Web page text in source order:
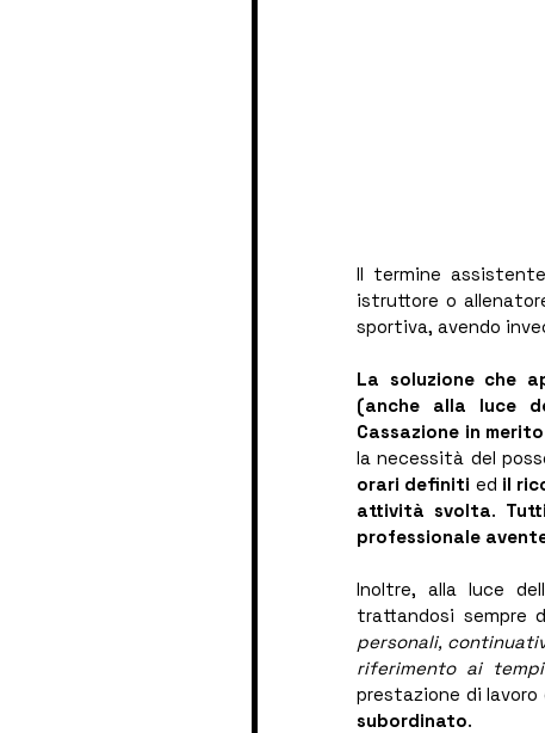
Il termine
istruttore o
sportiva, avendo
La soluzione che
(anche alla luce
Cassazione in
la necessità del
orari definiti ed il
attività svolta.
professionale
Inoltre, alla luce
trattandosi sempre
personali,
riferimento ai
prestazione di
subordinato.